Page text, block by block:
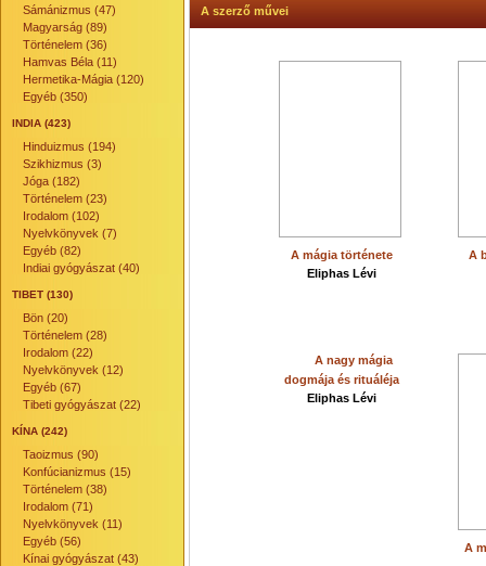
Sámánizmus (47)
Magyarság (89)
Történelem (36)
Hamvas Béla (11)
Hermetika-Mágia (120)
Egyéb (350)
INDIA (423)
Hinduizmus (194)
Szikhizmus (3)
Jóga (182)
Történelem (23)
Irodalom (102)
Nyelvkönyvek (7)
Egyéb (82)
Indiai gyógyászat (40)
TIBET (130)
Bön (20)
Történelem (28)
Irodalom (22)
Nyelvkönyvek (12)
Egyéb (67)
Tibeti gyógyászat (22)
KÍNA (242)
Taoizmus (90)
Konfúcianizmus (15)
Történelem (38)
Irodalom (71)
Nyelvkönyvek (11)
Egyéb (56)
Kínai gyógyászat (43)
A szerző művei
A mágia története
Eliphas Lévi
A
A nagy mágia
dogmája és rituáléja
Eliphas Lévi
A